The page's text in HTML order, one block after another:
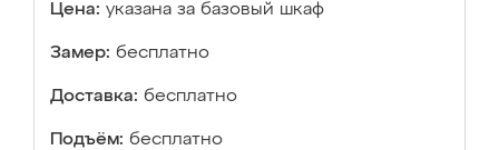
Цена: указана за базовый шкаф
Замер: бесплатно
Доставка: бесплатно
Подъём: бесплатно